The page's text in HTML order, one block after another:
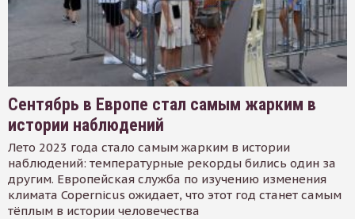
Сентябрь в Европе стал самым жарким в
истории наблюдений
Лето 2023 года стало самым жарким в истории
наблюдений: температурные рекорды бились один за
другим. Европейская служба по изучению изменения
климата Copernicus ожидает, что этот год станет самым
тёплым в истории человечества